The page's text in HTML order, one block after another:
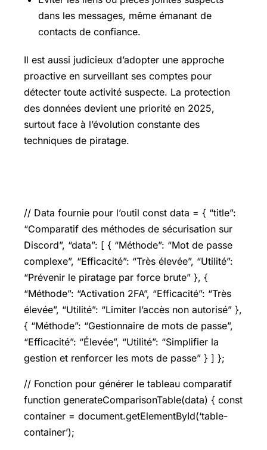
dans les messages, même émanant de
contacts de confiance.
Il est aussi judicieux d’adopter une approche
proactive en surveillant ses comptes pour
détecter toute activité suspecte. La protection
des données devient une priorité en 2025,
surtout face à l’évolution constante des
techniques de piratage.
// Data fournie pour l’outil const data = { “title”:
“Comparatif des méthodes de sécurisation sur
Discord”, “data”: [ { “Méthode”: “Mot de passe
complexe”, “Efficacité”: “Très élevée”, “Utilité”:
“Prévenir le piratage par force brute” }, {
“Méthode”: “Activation 2FA”, “Efficacité”: “Très
élevée”, “Utilité”: “Limiter l’accès non autorisé” },
{ “Méthode”: “Gestionnaire de mots de passe”,
“Efficacité”: “Élevée”, “Utilité”: “Simplifier la
gestion et renforcer les mots de passe” } ] };
// Fonction pour générer le tableau comparatif
function generateComparisonTable(data) { const
container = document.getElementById(‘table-
container’);